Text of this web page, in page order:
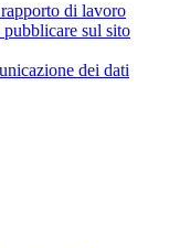
di lavoro
sul sito
dei dati